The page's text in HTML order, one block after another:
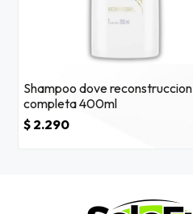
Shampoo dove reconstruccion
completa 400ml
$ 2.290